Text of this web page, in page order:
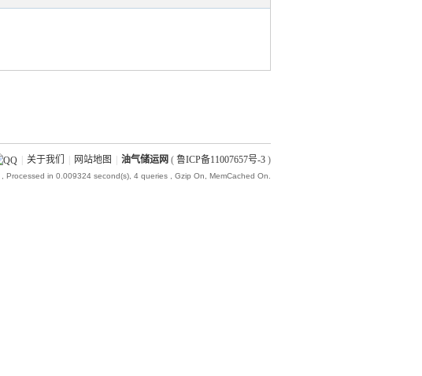
关于我们 网站地图 油气储运网 ( 鲁ICP备11007657号-3 )
, Processed in 0.009324 second(s), 4 queries , Gzip On, MemCached On.